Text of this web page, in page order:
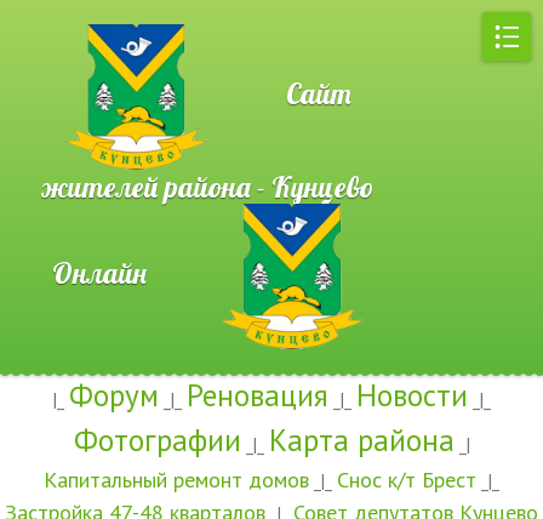
Сайт
жителей района - Кунцево
Онлайн
|_ Форум _|_ Реновация _|_ Новости _|_
Фотографии _|_ Карта района _|
Капитальный ремонт домов _|_ Снос к/т Брест _|_
Застройка 47-48 кварталов _|_ Совет депутатов Кунцево